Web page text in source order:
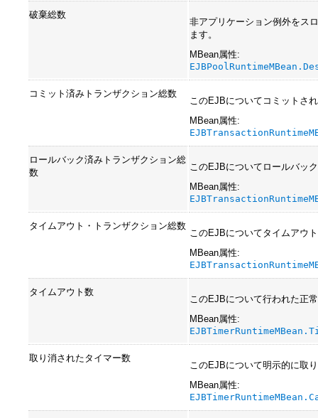
破棄総数
非アプリケーション例外をス
ます。
MBean属性:
コミット済みトランザクション総数
このEJBについてコミットさ
MBean属性:
ロールバック済みトランザクション総
数
このEJBについてロールバッ
MBean属性:
タイムアウト・トランザクション総数
このEJBについてタイムアウ
MBean属性:
タイムアウト数
このEJBについて行われた正
MBean属性:
取り消されたタイマー数
このEJBについて明示的に取
MBean属性: